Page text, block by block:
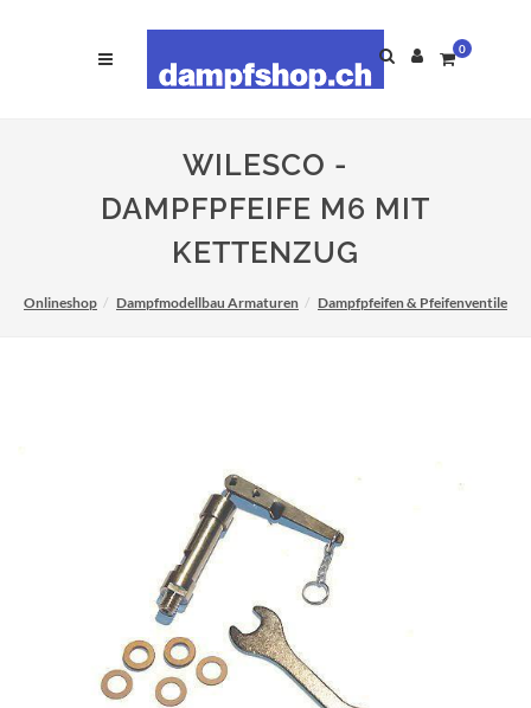
0
WILESCO -
DAMPFPFEIFE M6 MIT
KETTENZUG
Onlineshop Dampfmodellbau Armaturen Dampfpfeifen & Pfeifenventile